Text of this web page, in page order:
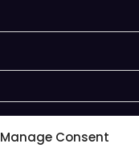
Manage Consent